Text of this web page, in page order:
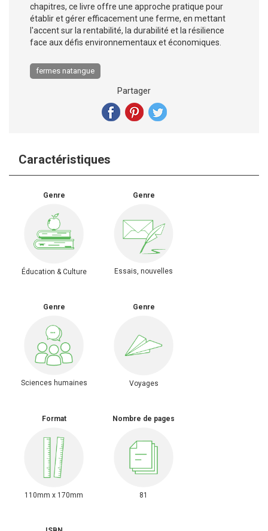
chapitres, ce livre offre une approche pratique pour
établir et gérer efficacement une ferme, en mettant
l'accent sur la rentabilité, la durabilité et la résilience
face aux défis environnementaux et économiques.
fermes natangue
Partager
Caractéristiques
Genre
Éducation & Culture
Genre
Essais, nouvelles
Genre
Sciences humaines
Genre
Voyages
Format
110mm x 170mm
Nombre de pages
81